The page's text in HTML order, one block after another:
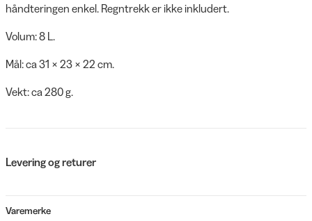
håndteringen enkel. Regntrekk er ikke inkludert.
Volum: 8 L.
Mål: ca 31 × 23 × 22 cm.
Vekt: ca 280 g.
Levering og returer
Varemerke